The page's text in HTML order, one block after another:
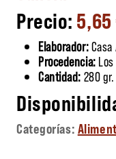
5,65
Elaborador:
Procedencia:
Cantidad: 280 gr.
Categorías: